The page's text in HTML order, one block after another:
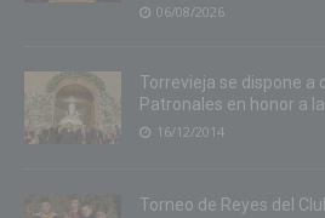
06/08/2026
Torrevieja se dispone a
Patronales en honor a
16/12/2014
Torneo de Reyes del